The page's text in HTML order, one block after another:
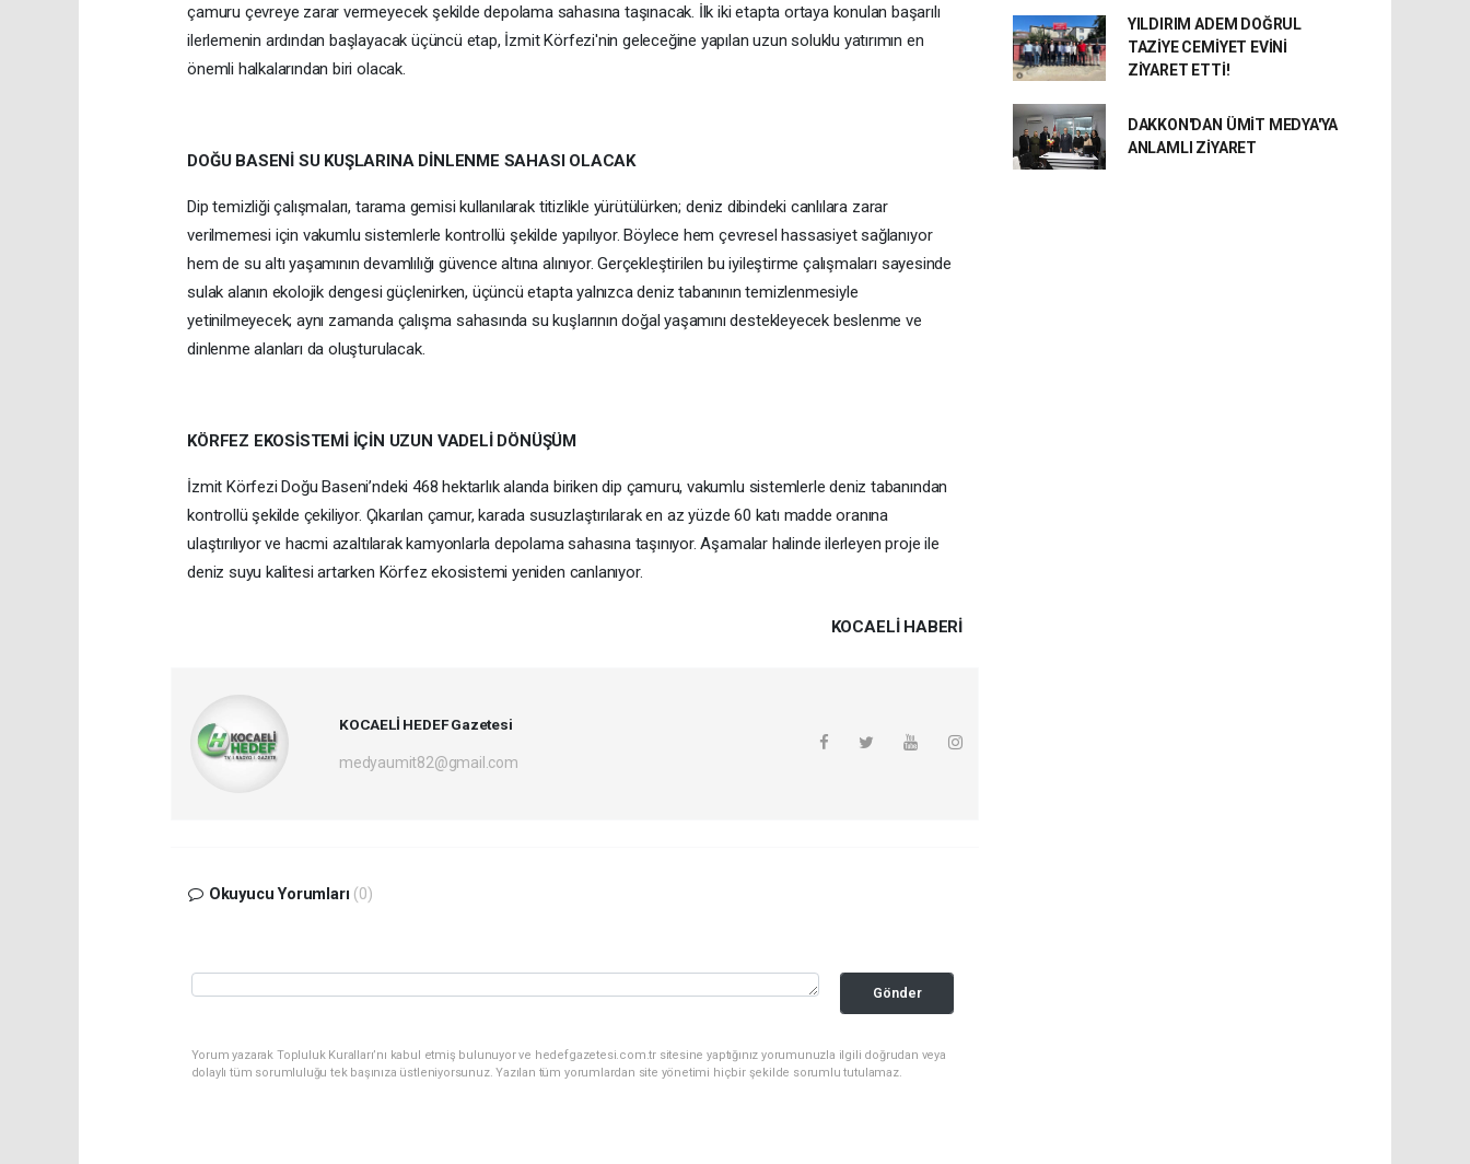
çamuru çevreye zarar vermeyecek şekilde depolama sahasına taşınacak. İlk iki etapta ortaya konulan başarılı
ilerlemenin ardından başlayacak üçüncü etap, İzmit Körfezi'nin geleceğine yapılan uzun soluklu yatırımın en
önemli halkalarından biri olacak.
DOĞU BASENİ SU KUŞLARINA DİNLENME SAHASI OLACAK
Dip temizliği çalışmaları, tarama gemisi kullanılarak titizlikle yürütülürken; deniz dibindeki canlılara zarar
verilmemesi için vakumlu sistemlerle kontrollü şekilde yapılıyor. Böylece hem çevresel hassasiyet sağlanıyor
hem de su altı yaşamının devamlılığı güvence altına alınıyor. Gerçekleştirilen bu iyileştirme çalışmaları sayesinde
sulak alanın ekolojik dengesi güçlenirken, üçüncü etapta yalnızca deniz tabanının temizlenmesiyle
yetinilmeyecek; aynı zamanda çalışma sahasında su kuşlarının doğal yaşamını destekleyecek beslenme ve
dinlenme alanları da oluşturulacak.
KÖRFEZ EKOSİSTEMİ İÇİN UZUN VADELİ DÖNÜŞÜM
İzmit Körfezi Doğu Baseni’ndeki 468 hektarlık alanda biriken dip çamuru, vakumlu sistemlerle deniz tabanından
kontrollü şekilde çekiliyor. Çıkarılan çamur, karada susuzlaştırılarak en az yüzde 60 katı madde oranına
ulaştırılıyor ve hacmi azaltılarak kamyonlarla depolama sahasına taşınıyor. Aşamalar halinde ilerleyen proje ile
deniz suyu kalitesi artarken Körfez ekosistemi yeniden canlanıyor.
KOCAELI HABERİ
KOCAELİ HEDEF Gazetesi
medyaumit82@gmail.com
Okuyucu Yorumları (0)
Gönder
Yorum yazarak Topluluk Kuralları’nı kabul etmiş bulunuyor ve hedefgazetesi.com.tr sitesine yaptığınız yorumunuzla ilgili doğrudan veya
dolaylı tüm sorumluluğu tek başınıza üstleniyorsunuz. Yazılan tüm yorumlardan site yönetimi hiçbir şekilde sorumlu tutulamaz.
YILDIRIM ADEM DOĞRUL
TAZİYE CEMİYET EVİNİ
ZİYARET ETTİ!
DAKKON'DAN ÜMİT MEDYA'YA
ANLAMLI ZİYARET